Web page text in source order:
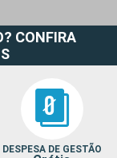
CONFIRA
DESPESA DE GESTÃO